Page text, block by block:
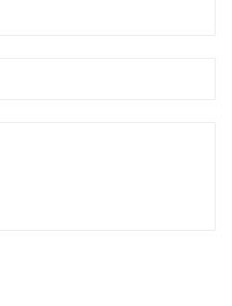
pengeluaran
ini
polimer yang
secara
untuk menjadi